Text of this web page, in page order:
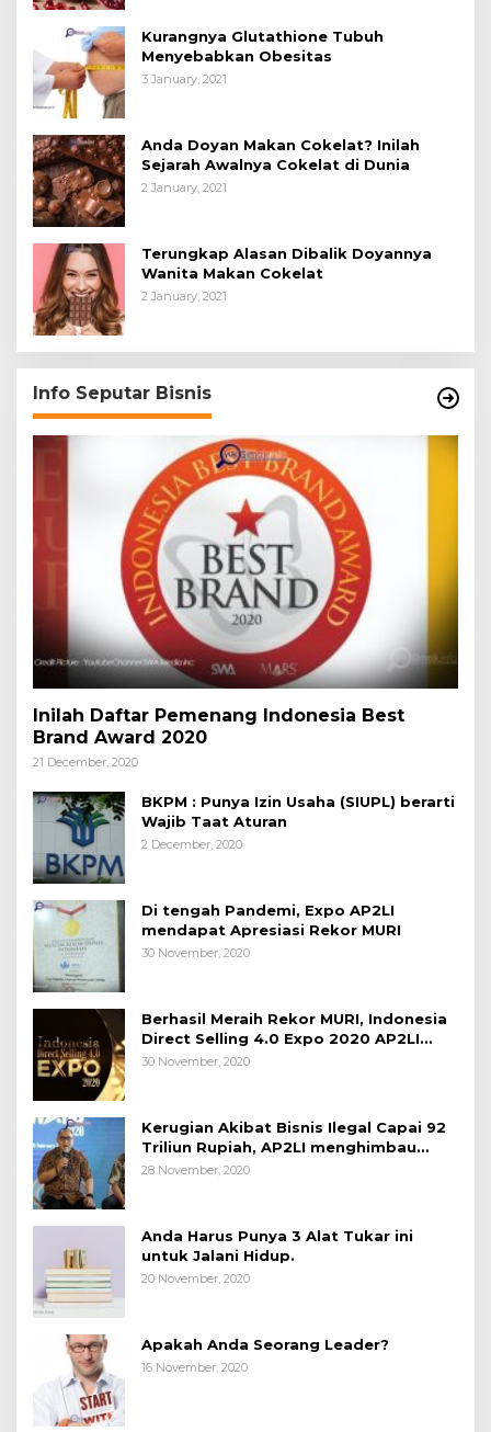
Kurangnya Glutathione Tubuh
Menyebabkan Obesitas
3 January, 2021
Anda Doyan Makan Cokelat? Inilah
Sejarah Awalnya Cokelat di Dunia
2 January, 2021
Terungkap Alasan Dibalik Doyannya
Wanita Makan Cokelat
2 January, 2021
Info Seputar Bisnis
Inilah Daftar Pemenang Indonesia Best
Brand Award 2020
21 December, 2020
BKPM : Punya Izin Usaha (SIUPL) berarti
Wajib Taat Aturan
2 December, 2020
Di tengah Pandemi, Expo AP2LI
mendapat Apresiasi Rekor MURI
30 November, 2020
Berhasil Meraih Rekor MURI, Indonesia
Direct Selling 4.0 Expo 2020 AP2LI
berakhir sangat memuaskan
30 November, 2020
Kerugian Akibat Bisnis Ilegal Capai 92
Triliun Rupiah, AP2LI menghimbau
masyarakat Waspada.
28 November, 2020
Anda Harus Punya 3 Alat Tukar ini
untuk Jalani Hidup.
20 November, 2020
Apakah Anda Seorang Leader?
16 November, 2020